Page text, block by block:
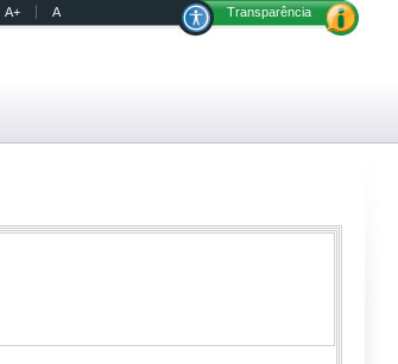
A+ A Transparência